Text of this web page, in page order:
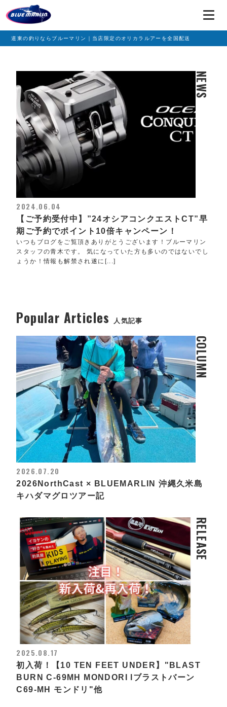
道東の釣りならブルーマリン｜当店限定のオリカラルアーを全国配送
NEWS
2024.06.04
【ご予約受付中】”24オシアコンクエストCT”早
期ご予約でポイント10倍キャンペーン！
いつもブログをご覧頂きありがとうございます！ブルーマリン
スタッフの青木です。 気になっていた方も多いのではないでし
ょうか！情報も解禁され遂に[...]
Popular Articles 人気記事
COLUMN
2026.07.20
2026NorthCast × BLUEMARLIN 沖縄久米島
キハダマグロツアー記
RELEASE
2025.08.17
初入荷！【10 TEN FEET UNDER】"BLAST
BURN C-69MH MONDORI lブラストバーン
C69-MH モンドリ"他